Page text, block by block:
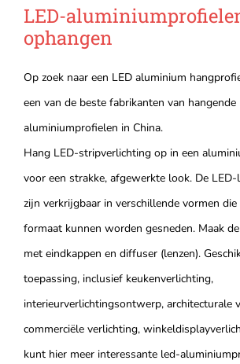
LED-
ophangen
Op zoek naar een LED aluminium
een van de beste fabrikanten van hangende
aluminiumprofielen in China.
Hang LED-stripverlichting op in een
voor een strakke, afgewerkte look. De LED-
zijn verkrijgbaar in verschillende vormen
formaat kunnen worden gesneden. Maak
met eindkappen en diffuser (lenzen).
toepassing, inclusief keukenverlichting,
interieurverlichtingsontwerp, architecturale
commerciële verlichting,
kunt hier meer interessante led-